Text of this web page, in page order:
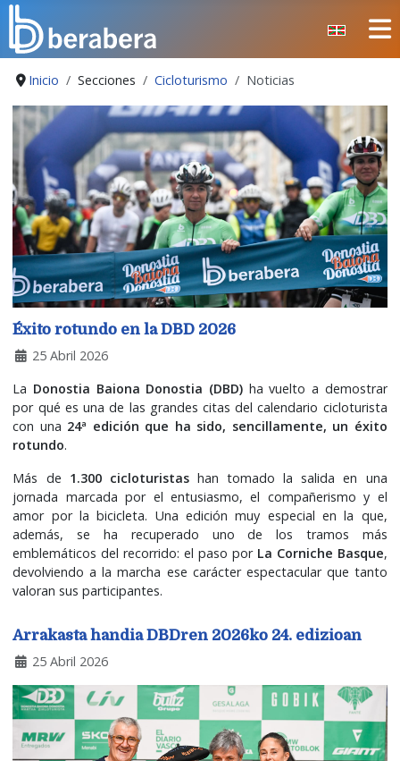
CERRAR
INICIO
CLUB
MANTEO
SECCIONES
EVENTOS
ÁREA SOCIAL
PREVENCIÓN DE LA VIOLENCIA
BERA BERA IZARRAK
Inicio Secciones Cicloturismo Noticias
Éxito rotundo en la DBD 2026
25 Abril 2026
La Donostia Baiona Donostia (DBD) ha vuelto a demostrar
por qué es una de las grandes citas del calendario cicloturista
con una 24ª edición que ha sido, sencillamente, un éxito
rotundo.
Más de 1.300 cicloturistashan tomado la salida en una
jornada marcada por el entusiasmo, el compañerismo y el
amor por la bicicleta. Una edición muy especial en la que,
además, se ha recuperado uno de los tramos más
emblemáticos del recorrido: el paso por La Corniche Basque,
devolviendo a la marcha ese carácter espectacular que tanto
valoran sus participantes.
Arrakasta handia DBDren 2026ko 24. edizioan
25 Abril 2026